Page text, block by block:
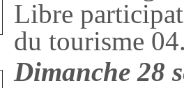
Libre
du tourisme
Dimanche 28